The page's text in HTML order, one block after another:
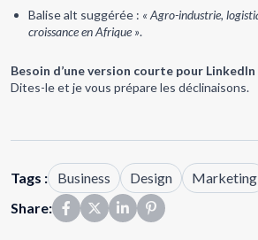
Balise alt suggérée : « Agro-industrie,
croissance en Afrique ».
Besoin d’une version courte pour LinkedIn
Dites-le et je vous prépare les déclinaisons.
Tags : Business Design
Marketing
Share: